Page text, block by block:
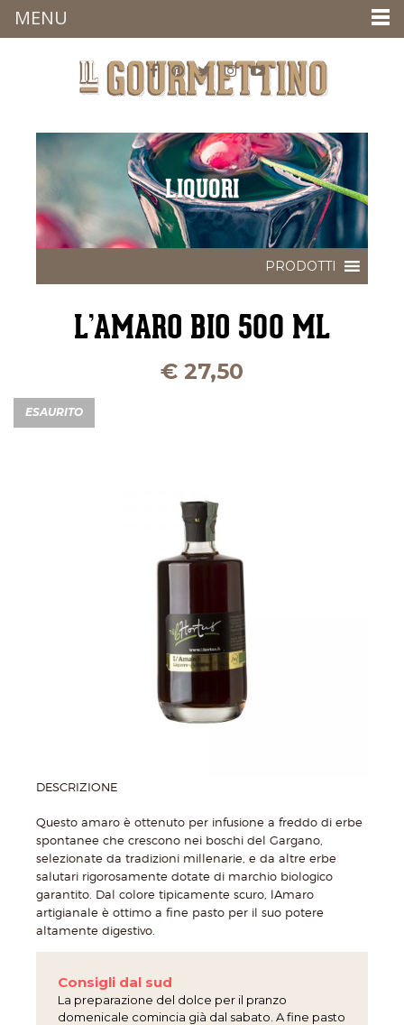
LIQUORI
L’AMARO BIO 500 ML
€ 27,50
ESAURITO
DESCRIZIONE
Questo amaro è ottenuto per infusione a freddo di erbe
spontanee che crescono nei boschi del Gargano,
selezionate da tradizioni millenarie, e da altre erbe
salutari rigorosamente dotate di marchio biologico
garantito. Dal colore tipicamente scuro, lAmaro
artigianale è ottimo a fine pasto per il suo potere
altamente digestivo.
Consigli dal sud
La preparazione del dolce per il pranzo
domenicale comincia già dal sabato. A fine pasto
MENU